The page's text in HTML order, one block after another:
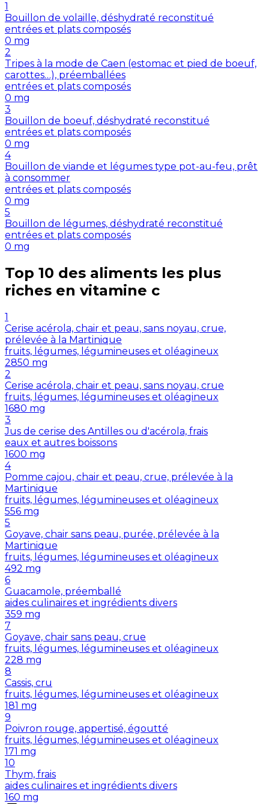
1
Bouillon de volaille, déshydraté reconstitué
entrées et plats composés
0 mg
2
Tripes à la mode de Caen (estomac et pied de boeuf,
carottes…), préemballées
entrées et plats composés
0 mg
3
Bouillon de boeuf, déshydraté reconstitué
entrées et plats composés
0 mg
4
Bouillon de viande et légumes type pot-au-feu, prêt
à consommer
entrées et plats composés
0 mg
5
Bouillon de légumes, déshydraté reconstitué
entrées et plats composés
0 mg
Top 10 des aliments les plus
riches en vitamine c
1
Cerise acérola, chair et peau, sans noyau, crue,
prélevée à la Martinique
fruits, légumes, légumineuses et oléagineux
2850 mg
2
Cerise acérola, chair et peau, sans noyau, crue
fruits, légumes, légumineuses et oléagineux
1680 mg
3
Jus de cerise des Antilles ou d'acérola, frais
eaux et autres boissons
1600 mg
4
Pomme cajou, chair et peau, crue, prélevée à la
Martinique
fruits, légumes, légumineuses et oléagineux
556 mg
5
Goyave, chair sans peau, purée, prélevée à la
Martinique
fruits, légumes, légumineuses et oléagineux
492 mg
6
Guacamole, préemballé
aides culinaires et ingrédients divers
359 mg
7
Goyave, chair sans peau, crue
fruits, légumes, légumineuses et oléagineux
228 mg
8
Cassis, cru
fruits, légumes, légumineuses et oléagineux
181 mg
9
Poivron rouge, appertisé, égoutté
fruits, légumes, légumineuses et oléagineux
171 mg
10
Thym, frais
aides culinaires et ingrédients divers
160 mg